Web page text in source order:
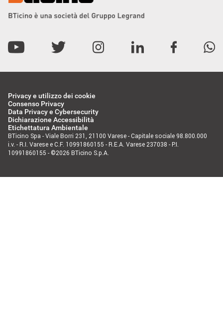
Privacy e utilizzo dei cookie
Consenso Privacy
Data Privacy e Cybersecurity
Dichiarazione Accessibilità
Etichettatura Ambientale
BTicino Spa - Viale Borri 231, 21100 Varese - Capitale sociale 98.800.000
i.v. - R.I. Varese e C.F. 10991860155 - R.E.A. Varese 237038 - P.I.
10991860155 - ©2026 BTicino S.p.A.